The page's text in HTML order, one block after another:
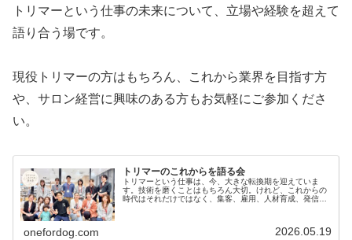
トリマーという仕事の未来について、立場や経験を超えて
語り合う場です。
現役トリマーの方はもちろん、これから業界を目指す方
や、サロン経営に興味のある方もお気軽にご参加くださ
い。
トリマーのこれからを語る会
トリマーという仕事は、今、大きな転換期を迎えていま
す。技術を磨くことはもちろん大切。けれど、これからの
時代はそれだけではなく、集客、雇用、人材育成、発信、
onefordog.com 2026.05.19